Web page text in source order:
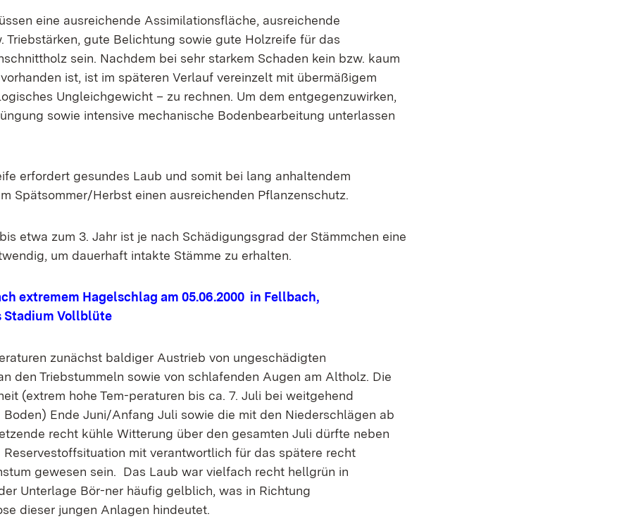
eine ausreichende Assimilationsfläche, ausreichende
Triebstärken, gute Belichtung sowie gute Holzreife für das
sein. Nachdem bei sehr starkem Schaden kein bzw. kaum
ist, ist im späteren Verlauf vereinzelt mit übermäßigem
Ungleichgewicht – zu rechnen. Um dem entgegenzuwirken,
sowie intensive mechanische Bodenbearbeitung unterlassen
erfordert gesundes Laub und somit bei lang anhaltendem
Spätsommer/Herbst einen ausreichenden Pflanzenschutz.
etwa zum 3. Jahr ist je nach Schädigungsgrad der Stämmchen eine
um dauerhaft intakte Stämme zu erhalten.
extremem Hagelschlag am 05.06.2000 in Fellbach,
Stadium Vollblüte
zunächst baldiger Austrieb von ungeschädigten
den Triebstummeln sowie von schlafenden Augen am Altholz. Die
(extrem hohe Tem-peraturen bis ca. 7. Juli bei weitgehend
Ende Juni/Anfang Juli sowie die mit den Niederschlägen ab
recht kühle Witterung über den gesamten Juli dürfte neben
mit verantwortlich für das spätere recht
gewesen sein. Das Laub war vielfach recht hellgrün in
Unterlage Bör-ner häufig gelblich, was in Richtung
dieser jungen Anlagen hindeutet.